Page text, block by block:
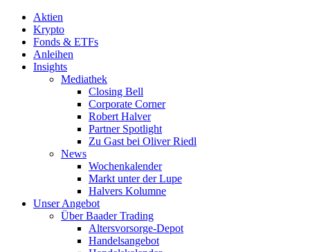
Aktien
Krypto
Fonds & ETFs
Anleihen
Insights
Mediathek
Closing Bell
Corporate Corner
Robert Halver
Partner Spotlight
Zu Gast bei Oliver Riedl
News
Wochenkalender
Markt unter der Lupe
Halvers Kolumne
Unser Angebot
Über Baader Trading
Altersvorsorge-Depot
Handelsangebot